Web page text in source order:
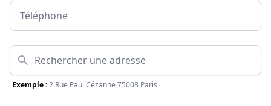
Téléphone
Adresse
Exemple :2 Rue Paul Cézanne 75008 Paris